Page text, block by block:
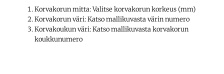
Korvakorun mitta: Valitse korvakorun korkeus (mm)
Korvakorun väri: Katso mallikuvasta värin numero
Korvakoukun väri: Katso mallikuvasta korvakorun
koukkunumero